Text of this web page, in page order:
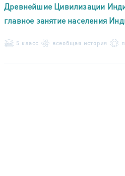
Древнейшие Цивилизации
главное занятие населения
5 класс всеобщая история